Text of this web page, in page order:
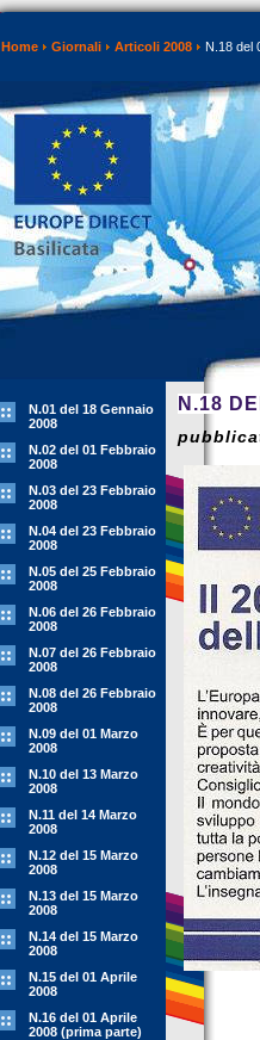
Home Giornali Articoli 2008 N.18 del
N.01 del 18 Gennaio
2008
N.02 del 01 Febbraio
2008
N.03 del 23 Febbraio
2008
N.04 del 23 Febbraio
2008
N.05 del 25 Febbraio
2008
N.06 del 26 Febbraio
2008
N.07 del 26 Febbraio
2008
N.08 del 26 Febbraio
2008
N.09 del 01 Marzo
2008
N.10 del 13 Marzo
2008
N.11 del 14 Marzo
2008
N.12 del 15 Marzo
2008
N.13 del 15 Marzo
2008
N.14 del 15 Marzo
2008
N.15 del 01 Aprile
2008
N.16 del 01 Aprile
2008 (prima parte)
N.18